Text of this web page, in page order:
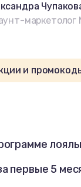
маркетолог
и
первые 5